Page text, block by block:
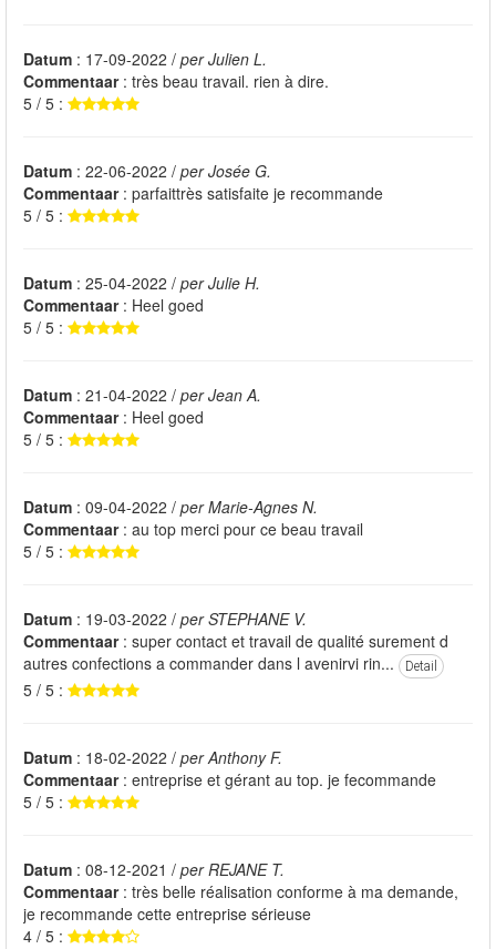
Datum : 17-09-2022 / per Julien L.
Commentaar: très beau travail. rien à dire.
5 / 5 :
Datum : 22-06-2022 / per Josée G.
Commentaar: parfaittrès satisfaite je recommande
5 / 5 :
Datum : 25-04-2022 / per Julie H.
Commentaar: Heel goed
5 / 5 :
Datum : 21-04-2022 / per Jean A.
Commentaar: Heel goed
5 / 5 :
Datum : 09-04-2022 / per Marie-Agnes N.
Commentaar: au top merci pour ce beau travail
5 / 5 :
Datum : 19-03-2022 / per STEPHANE V.
Commentaar: super contact et travail de qualité surement d
autres confections a commander dans l avenirvi rin...
Detail
5 / 5 :
Datum : 18-02-2022 / per Anthony F.
Commentaar: entreprise et gérant au top. je fecommande
5 / 5 :
Datum : 08-12-2021 / per REJANE T.
Commentaar: très belle réalisation conforme à ma demande,
je recommande cette entreprise sérieuse
4 / 5 :